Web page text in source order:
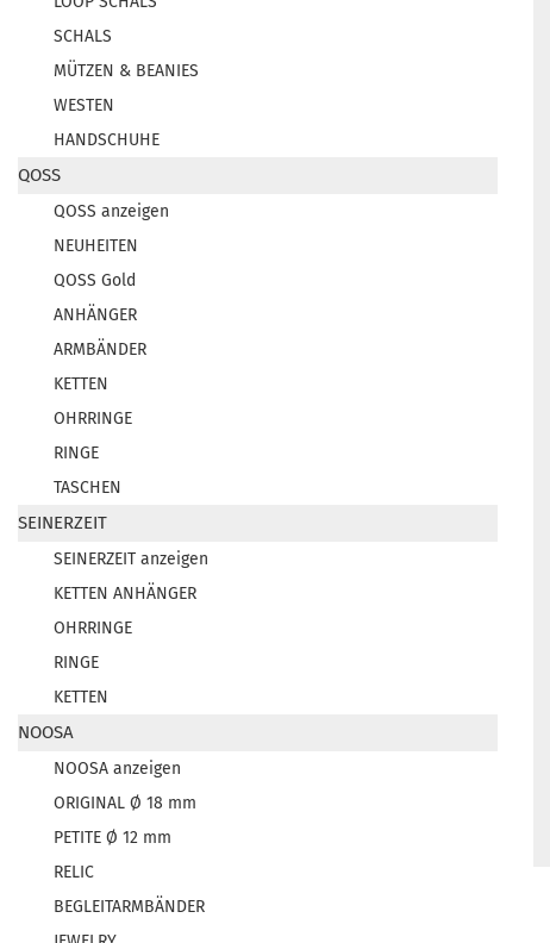
SCHALS
MÜTZEN & BEANIES
WESTEN
HANDSCHUHE
QOSS
QOSS anzeigen
NEUHEITEN
QOSS Gold
ANHÄNGER
ARMBÄNDER
KETTEN
OHRRINGE
RINGE
TASCHEN
SEINERZEIT
SEINERZEIT anzeigen
KETTEN ANHÄNGER
OHRRINGE
RINGE
KETTEN
NOOSA
NOOSA anzeigen
ORIGINAL Ø 18 mm
PETITE Ø 12 mm
RELIC
BEGLEITARMBÄNDER